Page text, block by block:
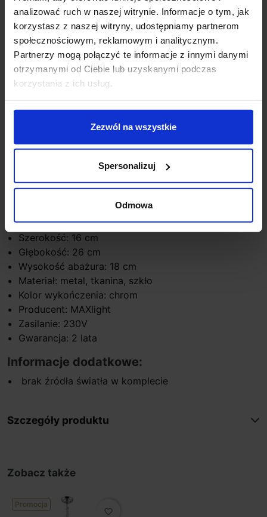
analizować ruch w naszej witrynie. Informacje o tym, jak
korzystasz z naszej witryny, udostępniamy partnerom
społecznościowym, reklamowym i analitycznym.
Partnerzy mogą połączyć te informacje z innymi danymi
otrzymanymi od Ciebie lub uzyskanymi podczas
korzystania z ich usług.
Zezwól na wszystkie
Spersonalizuj
Odmowa
Opis
o świecznikowej formie. Dopełnieniem lampy jest jasny
abażur, błyszczące chromowane wykończenia i szklane
40W. Lampa pasuje do eleganckich i klasycznych
Parametry techniczne:
Wysokość max: 41 cm
Szerokość: 16 cm
Głębokość: 26 cm
Wysokość abażura: 18 cm
Materiał: metal, tkanina, szkło
Kolor wykończenia: chrom
Producent: MAXlight
Zasilanie: 230V
Gwarancja: 2 lata
Informacje dodatkowe:
brak źródła światła w komplecie
Szczegóły produktu
Zobacz także
Promocja
favorite_border